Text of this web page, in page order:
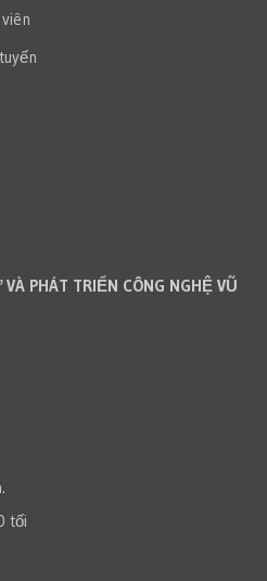
PHÁT TRIỂN CÔNG NGHỆ VŨ
tối